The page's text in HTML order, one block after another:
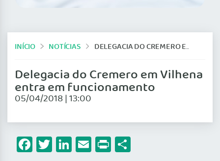
INÍCIO NOTÍCIAS DELEGACIA DO CREMERO EM VILHENA ENTRA EM FUNCIONAMENTO
Delegacia do Cremero em Vilhena
entra em funcionamento
05/04/2018 | 13:00
Facebook
Twitter
LinkedIn
Email
Print